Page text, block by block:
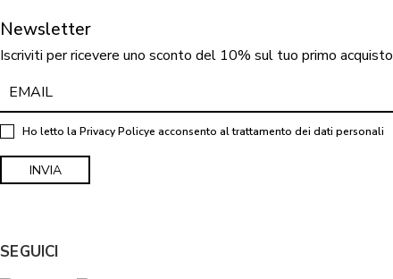
Newsletter
Iscriviti per ricevere uno sconto del 10% sul tuo primo acquisto
Ho letto laPrivacy Policye acconsento al trattamento dei dati personali
SEGUICI